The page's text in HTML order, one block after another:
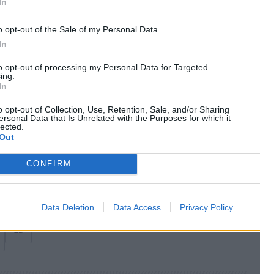
opt-out of the Sale of my Personal Data.
opt-out of processing my Personal Data for Targeted
opt-out of Collection, Use, Retention, Sale, and/or Sharing
Data that Is Unrelated with the Purposes for which it
CONFIRM
Data Deletion Data Access Privacy Policy
kívül más típusú egyszer használatos
Unió számos tagországa már
evőeszközöktől, szívószálaktól,
is.